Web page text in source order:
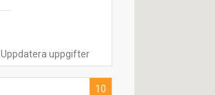
Uppdatera uppgifter
10